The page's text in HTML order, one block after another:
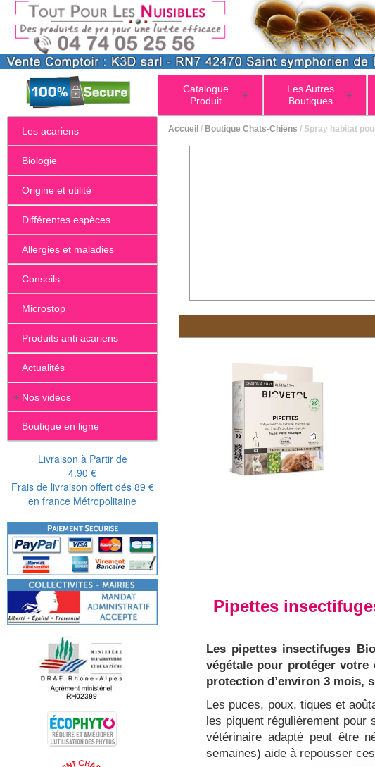
+
Catalogue
Produit
+
Les Autres
Boutiques
Les acariens
Biologie
Origine et utilité
Différentes espèces
Allergies et maladies
Conseils
Microstop
Produits anti acariens
Actualités
+ Nos videos
Boutique en ligne
Livraison à Partir de
4.90 €
Frais de livraison offert dés 89 €
en france Métropolitaine
Accueil / Boutique Chats-Chiens / Spray habitat
Pipettes
Les pipettes insectifuges
végétale pour protéger
protection d’environ 3 mois,
Les puces, poux, tiques et
les piquent régulièrement pour
vétérinaire adapté peut être
semaines) aide à repousser